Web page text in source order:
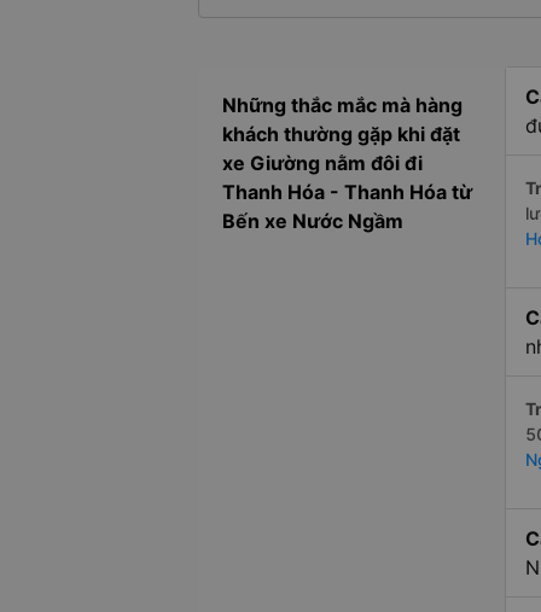
Những thắc mắc mà hàng
khách thường gặp khi đặt
xe Giường nằm đôi đi
Thanh Hóa - Thanh Hóa từ
Bến xe Nước Ngầm